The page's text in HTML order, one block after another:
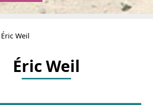
Éric Weil
Éric Weil